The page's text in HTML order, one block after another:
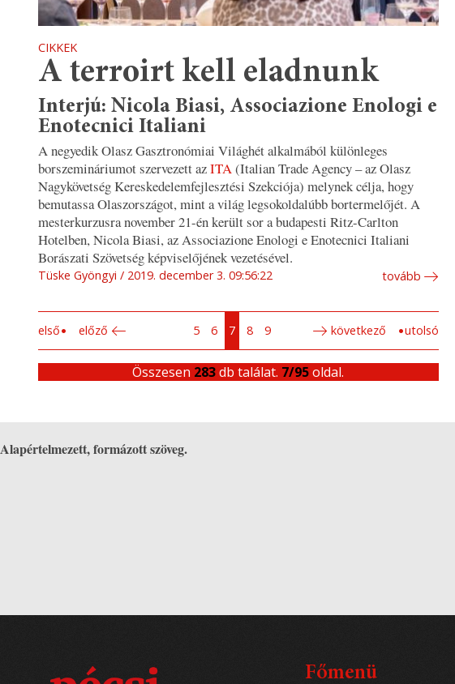
CIKKEK
A terroirt kell eladnunk
Interjú: Nicola Biasi, Associazione Enologi e
Enotecnici Italiani
A negyedik Olasz Gasztronómiai Világhét alkalmából különleges
borszemináriumot szervezett azITA(Italian Trade Agency – az Olasz
Nagykövetség Kereskedelemfejlesztési Szekciója) melynek célja, hogy
bemutassa Olaszországot, mint a világ legsokoldalúbb bortermelőjét. A
mesterkurzusra november 21-én került sor a budapesti Ritz-Carlton
Hotelben, Nicola Biasi, az Associazione Enologi e Enotecnici Italiani
Borászati Szövetség képviselőjének vezetésével.
Tüske Gyöngyi 2019. december 3. 09:56:22 tovább
első előző 5 6 7 8 9 következő utolsó
Összesen 283db találat. 7/95oldal.
Alapértelmezett, formázott szöveg.
Főmenü